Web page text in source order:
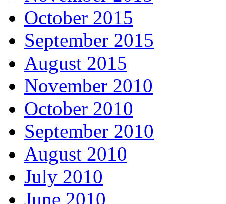
October 2015
September 2015
August 2015
November 2010
October 2010
September 2010
August 2010
July 2010
June 2010